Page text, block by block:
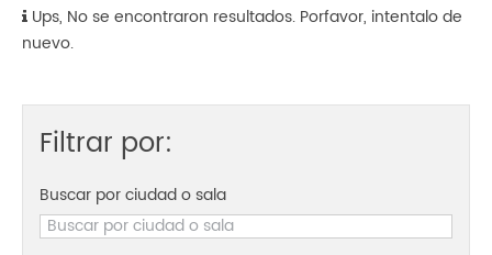
Ups, No se encontraron resultados. Porfavor, intentalo de
nuevo.
Filtrar por:
Buscar por ciudad o sala